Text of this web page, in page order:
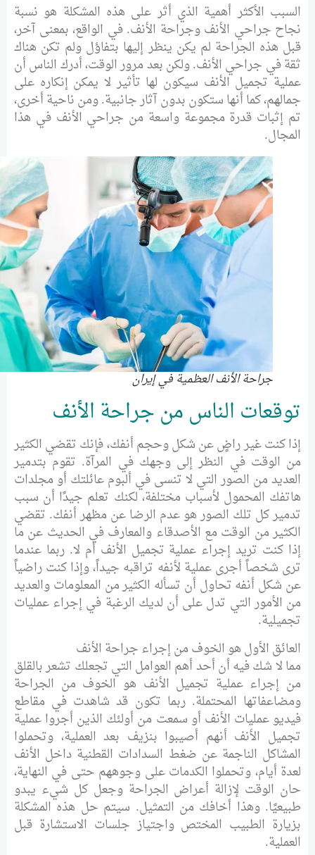
السبب الأكثر أهمية الذي أثر على هذه المشكلة هو نسبة
نجاح جراحي الأنف وجراحة الأنف. في الواقع، بمعنى آخر،
قبل هذه الجراحة لم يكن ينظر إليها بتفاؤل ولم تكن هناك
ثقة في جراحي الأنف. ولكن بعد مرور الوقت، أدرك الناس أن
عملية تجميل الأنف سيكون لها تأثير لا يمكن إنكاره على
جمالهم، كما أنها ستكون بدون آثار جانبية. ومن ناحية أخرى،
تم إثبات قدرة مجموعة واسعة من جراحي الأنف في هذا
المجال.
جراحة الأنف العظمية في إيران
توقعات الناس من جراحة الأنف
إذا كنت غير راضٍ عن شكل وحجم أنفك، فإنك تقضي الكثير
من الوقت في النظر إلى وجهك في المرآة. تقوم بتدمير
العديد من الصور التي لا تنسى في ألبوم عائلتك أو مجلدات
هاتفك المحمول لأسباب مختلفة، لكنك تعلم جيدًا أن سبب
تدمير كل تلك الصور هو عدم الرضا عن مظهر أنفك. تقضي
الكثير من الوقت مع الأصدقاء والمعارف في الحديث عن ما
إذا كنت تريد إجراء عملية تجميل الأنف أم لا. ربما عندما
ترى شخصاً أجرى عملية لأنفه تراقبه جيداً، وإذا كنت راضياً
عن شكل أنفه تحاول أن تسأله الكثير من المعلومات والعديد
من الأمور التي تدل على أن لديك الرغبة في إجراء عمليات
تجميلية.
العائق الأول هو الخوف من إجراء جراحة الأنف
مما لا شك فيه أن أحد أهم العوامل التي تجعلك تشعر بالقلق
من إجراء عملية تجميل الأنف هو الخوف من الجراحة
ومضاعفاتها المحتملة. ربما تكون قد شاهدت في مقاطع
فيديو عمليات الأنف أو سمعت من أولئك الذين أجروا عملية
تجميل الأنف أنهم أصيبوا بنزيف بعد العملية، وتحملوا
المشاكل الناجمة عن ضغط السدادات القطنية داخل الأنف
لعدة أيام، وتحملوا الكدمات على وجوههم حتى في النهاية،
حان الوقت لإزالة أعراض الجراحة وجعل كل شيء يبدو
طبيعيًا. وهذا أخافك من التمثيل. سيتم حل هذه المشكلة
بزيارة الطبيب المختص واجتياز جلسات الاستشارة قبل
العملية.